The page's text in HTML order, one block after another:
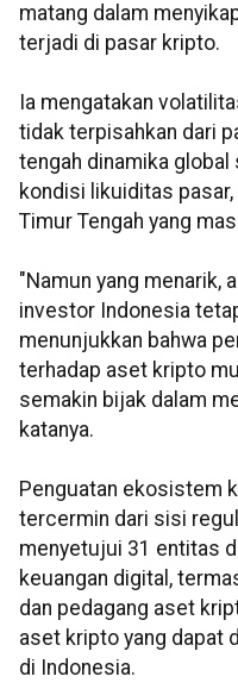
matang dalam
terjadi di pasar kripto.
Ia mengatakan
tidak terpisahkan dari
tengah dinamika
kondisi likuiditas
Timur Tengah yang
"Namun yang menarik,
investor Indonesia
menunjukkan bahwa
terhadap aset kripto
semakin bijak dalam
katanya.
Penguatan ekosistem
tercermin dari sisi
menyetujui 31 entitas
keuangan digital,
dan pedagang aset
aset kripto yang dapat
di Indonesia.